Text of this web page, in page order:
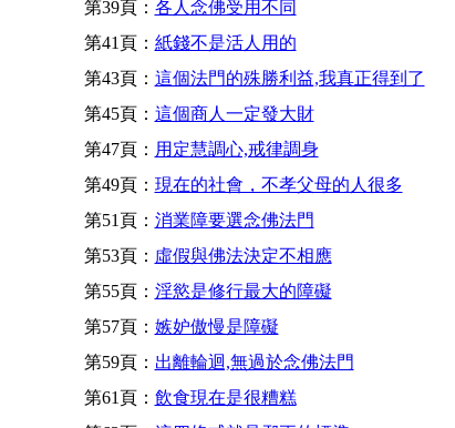
第39頁： 各人念佛受用不同
第41頁： 紙錢不是活人用的
第43頁： 這個法門的殊勝利益,我真正得到了
第45頁： 這個商人一定發大財
第47頁： 用定慧調心,戒律調身
第49頁： 現在的社會，不孝父母的人很多
第51頁： 消業障要選念佛法門
第53頁： 虛假與佛法決定不相應
第55頁： 淫慾是修行最大的障礙
第57頁： 嫉妒傲慢是障礙
第59頁： 出離輪迴,無過於念佛法門
第61頁： 飲食現在是很糟糕